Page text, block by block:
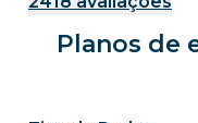
Planos de